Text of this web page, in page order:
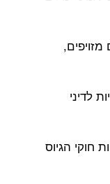
לדיני
חוקי הגיוס